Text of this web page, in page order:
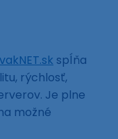
spĺňa
rýchlosť,
Je plne
možné